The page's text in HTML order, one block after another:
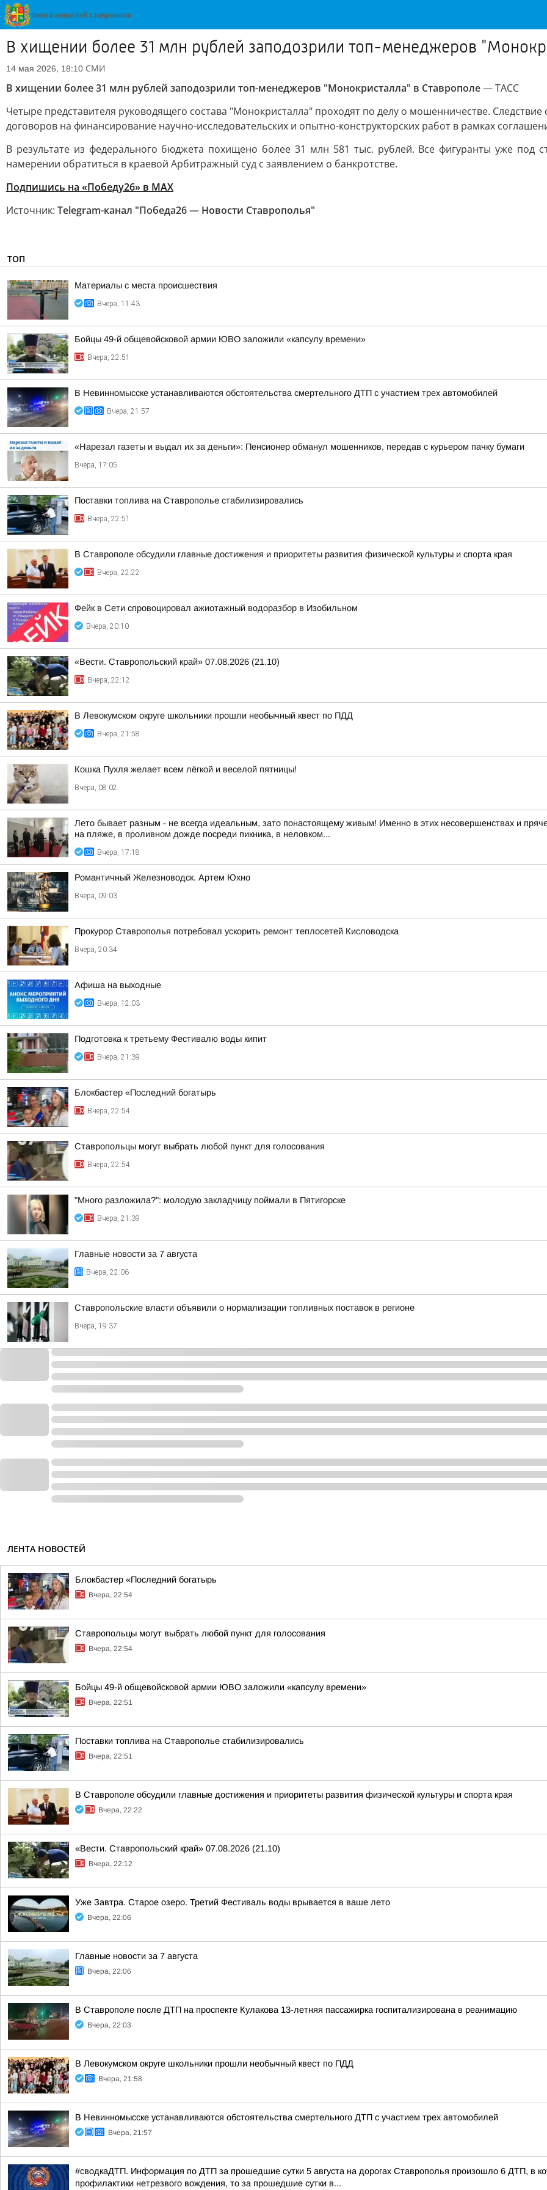
В хищении более 31 млн рублей заподозрили топ-менеджеров
14 мая 2026, 18:10 СМИ
В хищении более 31 млн рублей заподозрили топ-менеджеров "Монокристалла" в Ставрополе— ТАСС
Четыре представителя руководящего состава "Монокристалла" проходят по делу о мошенничестве.
договоров на финансирование научно-исследовательских и опытно-конструкторских работ в рамках
В результате из федерального бюджета похищено более 31 млн 581 тыс. рублей. Все фигуранты уже
намерении обратиться в краевой Арбитражный суд с заявлением о банкротстве.
Подпишись на «Победу26» в MAX
Источник: Telegram-канал "Победа26 — Новости Ставрополья"
ТОП
Материалы с места происшествия
Вчера, 11:43
Бойцы 49-й общевойсковой армии ЮВО заложили «капсулу времени»
Вчера, 22:51
В Невинномысске устанавливаются обстоятельства смертельного ДТП с участием трех автомобилей
Вчера, 21:57
«Нарезал газеты и выдал их за деньги»: Пенсионер обманул мошенников, передав с курьером пачку бумаги
Вчера, 17:05
Поставки топлива на Ставрополье стабилизировались
Вчера, 22:51
В Ставрополе обсудили главные достижения и приоритеты развития физической культуры и спорта края
Вчера, 22:22
Фейк в Сети спровоцировал ажиотажный водоразбор в Изобильном
Вчера, 20:10
«Вести. Ставропольский край» 07.08.2026 (21.10)
Вчера, 22:12
В Левокумском округе школьники прошли необычный квест по ПДД
Вчера, 21:58
Кошка Пухля желает всем лёгкой и веселой пятницы!
Вчера, 08:02
Лето бывает разным - не всегда идеальным, зато понастоящему живым! Именно в этих несовершенствах и
на пляже, в проливном дожде посреди пикника, в неловком...
Вчера, 17:18
Романтичный Железноводск. Артем Юхно
Вчера, 09:03
Прокурор Ставрополья потребовал ускорить ремонт теплосетей Кисловодска
Вчера, 20:34
Афиша на выходные
Вчера, 12:03
Подготовка к третьему Фестивалю воды кипит
Вчера, 21:39
Блокбастер «Последний богатырь
Вчера, 22:54
Ставропольцы могут выбрать любой пункт для голосования
Вчера, 22:54
"Много разложила?": молодую закладчицу поймали в Пятигорске
Вчера, 21:39
Главные новости за 7 августа
Вчера, 22:06
Ставропольские власти объявили о нормализации топливных поставок в регионе
Вчера, 19:37
ЛЕНТА НОВОСТЕЙ
Блокбастер «Последний богатырь
Вчера, 22:54
Ставропольцы могут выбрать любой пункт для голосования
Вчера, 22:54
Бойцы 49-й общевойсковой армии ЮВО заложили «капсулу времени»
Вчера, 22:51
Поставки топлива на Ставрополье стабилизировались
Вчера, 22:51
В Ставрополе обсудили главные достижения и приоритеты развития физической культуры и спорта края
Вчера, 22:22
«Вести. Ставропольский край» 07.08.2026 (21.10)
Вчера, 22:12
Уже Завтра. Старое озеро. Третий Фестиваль воды врывается в ваше лето
Вчера, 22:06
Главные новости за 7 августа
Вчера, 22:06
В Ставрополе после ДТП на проспекте Кулакова 13-летняя пассажирка госпитализирована в реанимацию
Вчера, 22:03
В Левокумском округе школьники прошли необычный квест по ПДД
Вчера, 21:58
В Невинномысске устанавливаются обстоятельства смертельного ДТП с участием трех автомобилей
Вчера, 21:57
#сводкаДТП. Информация по ДТП за прошедшие сутки 5 августа на дорогах Ставрополья произошло 6 ДТП, в
профилактики нетрезвого вождения, то за прошедшие сутки в...